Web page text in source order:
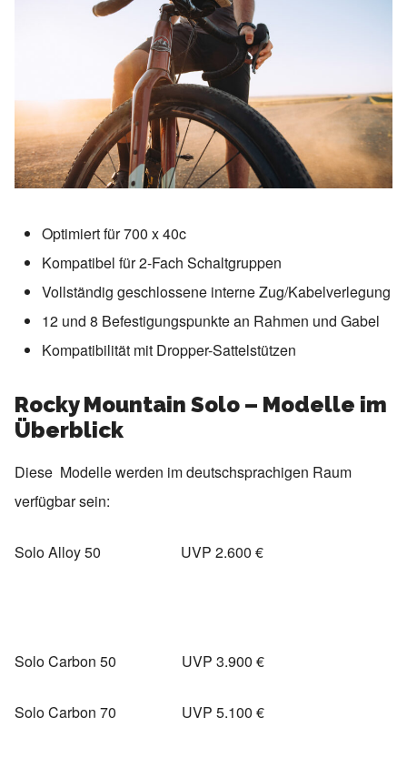
Optimiert für 700 x 40c
Kompatibel für 2-Fach Schaltgruppen
Vollständig geschlossene interne Zug/Kabelverlegung
12 und 8 Befestigungspunkte an Rahmen und Gabel
Kompatibilität mit Dropper-Sattelstützen
Rocky Mountain Solo – Modelle im
Überblick
Diese Modelle werden im deutschsprachigen Raum
verfügbar sein:
Solo Alloy 50 UVP 2.600 €
Solo Carbon 50 UVP 3.900 €
Solo Carbon 70 UVP 5.100 €